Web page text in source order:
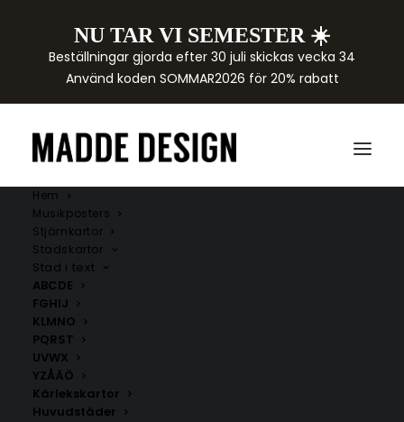
NU TAR VI SEMESTER ☀️
Beställningar gjorda efter 30 juli skickas vecka 34
Använd koden SOMMAR2026 för 20% rabatt
Hem
Musikposters
Stjärnkartor
Stadskartor
Stad i text
ABCDE
FGHIJ
KLMNO
PQRST
UVWX
YZÅÄÖ
Kärlekskartor
Huvudstäder
JÄMTLAND